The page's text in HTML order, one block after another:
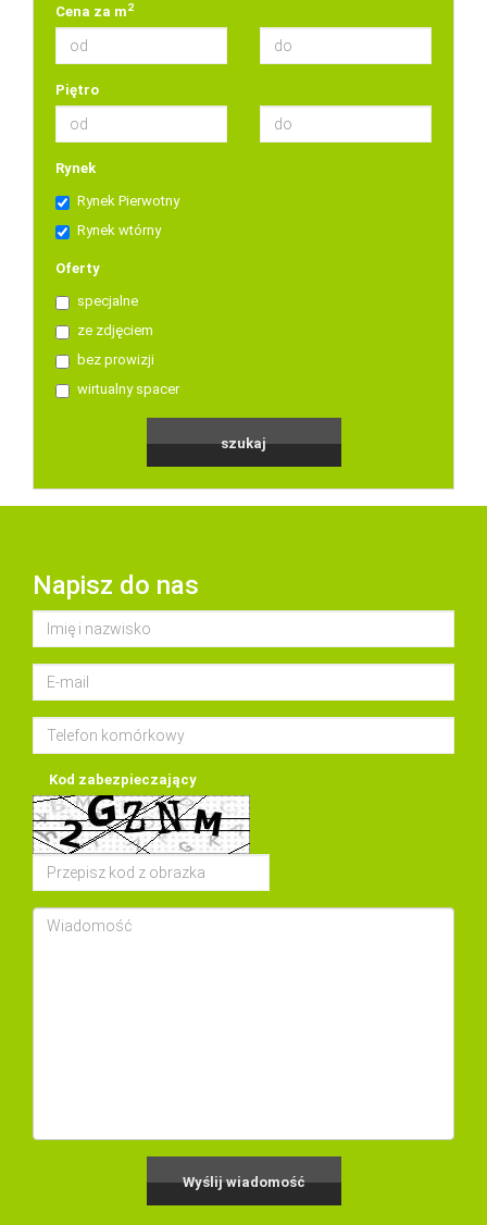
Cena za m2
Piętro
Rynek
Rynek Pierwotny
Rynek wtórny
Oferty
specjalne
ze zdjęciem
bez prowizji
wirtualny spacer
Napisz do nas
Kod zabezpieczający